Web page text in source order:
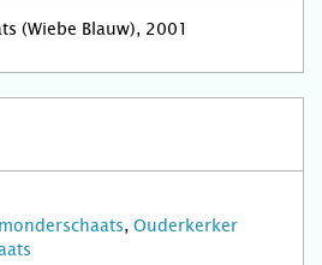
(Wiebe Blauw), 2001
, Ouderkerker